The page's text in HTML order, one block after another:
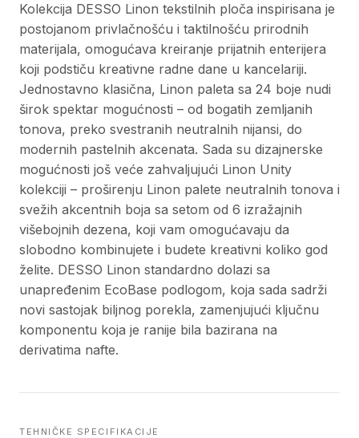
Kolekcija DESSO Linon tekstilnih ploča inspirisana je
postojanom privlačnošću i taktilnošću prirodnih
materijala, omogućava kreiranje prijatnih enterijera
koji podstiču kreativne radne dane u kancelariji.
Jednostavno klasična, Linon paleta sa 24 boje nudi
širok spektar mogućnosti – od bogatih zemljanih
tonova, preko svestranih neutralnih nijansi, do
modernih pastelnih akcenata. Sada su dizajnerske
mogućnosti još veće zahvaljujući Linon Unity
kolekciji – proširenju Linon palete neutralnih tonova i
svežih akcentnih boja sa setom od 6 izražajnih
višebojnih dezena, koji vam omogućavaju da
slobodno kombinujete i budete kreativni koliko god
želite. DESSO Linon standardno dolazi sa
unapređenim EcoBase podlogom, koja sada sadrži
novi sastojak biljnog porekla, zamenjujući ključnu
komponentu koja je ranije bila bazirana na
derivatima nafte.
TEHNIČKE SPECIFIKACIJE